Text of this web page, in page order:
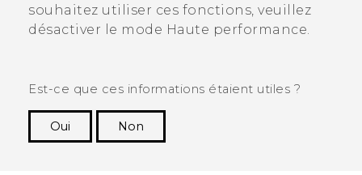
souhaitez utiliser ces fonctions, veuillez
désactiver le mode Haute performance.
Est-ce que ces informations étaient utiles ?
Oui
Non